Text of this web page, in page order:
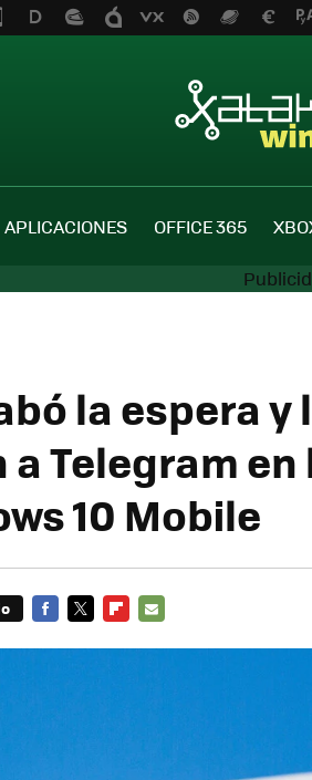
APLICACIONES OFFICE 365
la espera
a Telegram
10 Mobile